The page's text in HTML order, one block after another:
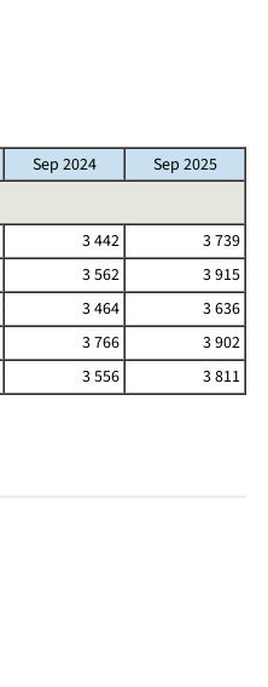
Sep 2024 Sep 2025
3 442
3 739
3 562
3 915
3 464
3 636
3 766
3 902
3 556 3 811